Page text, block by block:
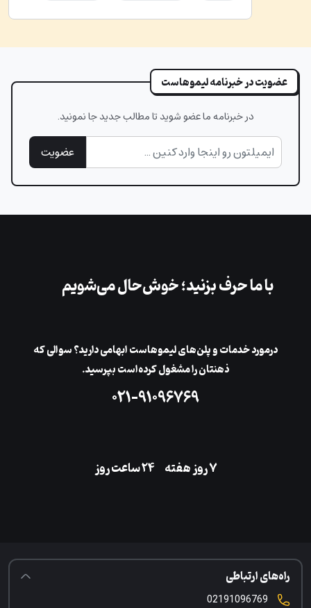
عضویت در خبرنامه لیموهاست
در خبرنامه ما عضو شوید تا مطالب جدید جا نمونید.
عضویت
با ما حرف بزنید؛ خوش‌حال می‌شویم
در‌مورد خدمات و پلن‌های لیمو‌هاست ابهامی دارید؟ سوالی که
ذهنتان را مشغول کرده‌است بپرسید.
۰۲۱-۹۱۰۹۶۷۶۹
۷ روز هفته ‌۲۴ ساعت روز
راه‌های ارتباطی